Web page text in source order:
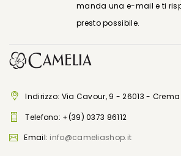
manda una e-mail e ti
presto possibile.
Indirizzo: Via Cavour, 9 - 26013 - Crema
Telefono: +(39) 0373 86112
Email: info@cameliashop.it